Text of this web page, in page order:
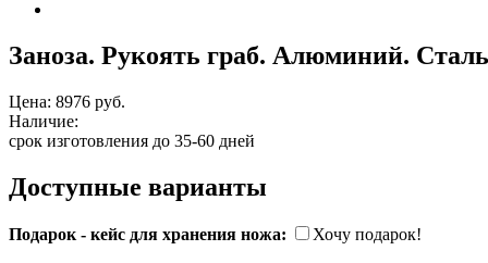
Заноза. Рукоять граб. Алюминий.
Цена: 8976 руб.
Наличие:
срок изготовления до 35-60 дней
Доступные варианты
Подарок - кейс для хранения ножа: Хочу подарок!